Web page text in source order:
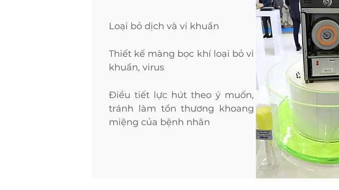
Loại bỏ dịch và vi khuẩn
Thiết kế màng bọc khí loại bỏ vi
khuẩn, virus
Điều tiết lực hút theo ý muốn,
tránh làm tổn thương khoang
miệng của bệnh nhân